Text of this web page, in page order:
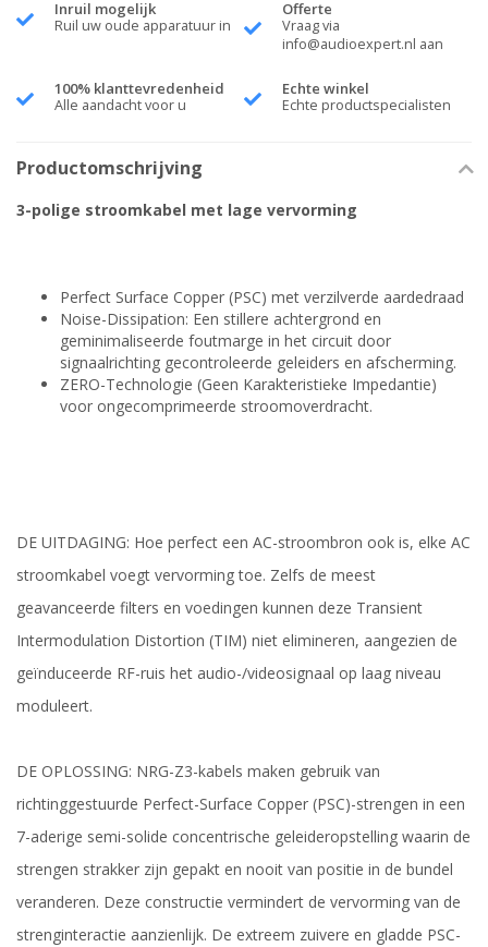
Inruil mogelijk
Ruil uw oude apparatuur in
Offerte
Vraag via
info@audioexpert.nl aan
100% klanttevredenheid
Alle aandacht voor u
Echte winkel
Echte productspecialisten
Productomschrijving
3-polige stroomkabel met lage vervorming
Perfect Surface Copper (PSC) met verzilverde aardedraad
Noise-Dissipation: Een stillere achtergrond en
geminimaliseerde foutmarge in het circuit door
signaalrichting gecontroleerde geleiders en afscherming.
ZERO-Technologie (Geen Karakteristieke Impedantie)
voor ongecomprimeerde stroomoverdracht.
DE UITDAGING: Hoe perfect een AC-stroombron ook is, elke AC
stroomkabel voegt vervorming toe. Zelfs de meest
geavanceerde filters en voedingen kunnen deze Transient
Intermodulation Distortion (TIM) niet elimineren, aangezien de
geïnduceerde RF-ruis het audio-/videosignaal op laag niveau
moduleert.
DE OPLOSSING: NRG-Z3-kabels maken gebruik van
richtinggestuurde Perfect-Surface Copper (PSC)-strengen in een
7-aderige semi-solide concentrische geleideropstelling waarin de
strengen strakker zijn gepakt en nooit van positie in de bundel
veranderen. Deze constructie vermindert de vervorming van de
strenginteractie aanzienlijk. De extreem zuivere en gladde PSC-